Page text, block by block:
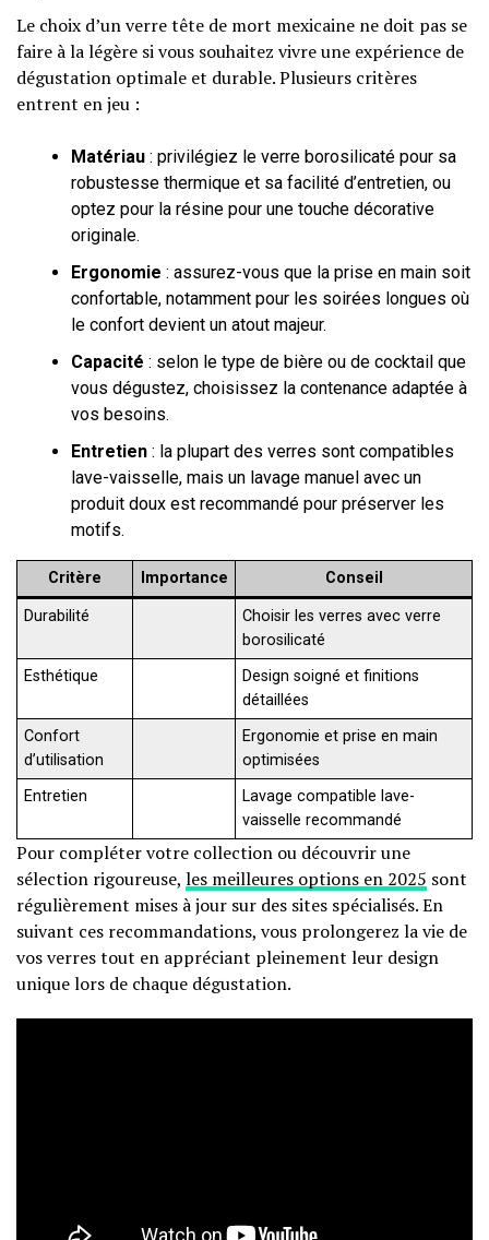
Le choix d’un verre tête de mort mexicaine ne doit pas se
faire à la légère si vous souhaitez vivre une expérience de
dégustation optimale et durable. Plusieurs critères
entrent en jeu :
Matériau : privilégiez le verre borosilicaté pour sa
robustesse thermique et sa facilité d’entretien, ou
optez pour la résine pour une touche décorative
originale.
Ergonomie : assurez-vous que la prise en main soit
confortable, notamment pour les soirées longues où
le confort devient un atout majeur.
Capacité : selon le type de bière ou de cocktail que
vous dégustez, choisissez la contenance adaptée à
vos besoins.
Entretien : la plupart des verres sont compatibles
lave-vaisselle, mais un lavage manuel avec un
produit doux est recommandé pour préserver les
motifs.
Critère Importance Conseil
Durabilité
Choisir les verres avec verre
borosilicaté
Esthétique
Design soigné et finitions
détaillées
Confort
d’utilisation
Ergonomie et prise en main
optimisées
Entretien
Lavage compatible lave-
vaisselle recommandé
Pour compléter votre collection ou découvrir une
sélection rigoureuse, les meilleures options en 2025 sont
régulièrement mises à jour sur des sites spécialisés. En
suivant ces recommandations, vous prolongerez la vie de
vos verres tout en appréciant pleinement leur design
unique lors de chaque dégustation.